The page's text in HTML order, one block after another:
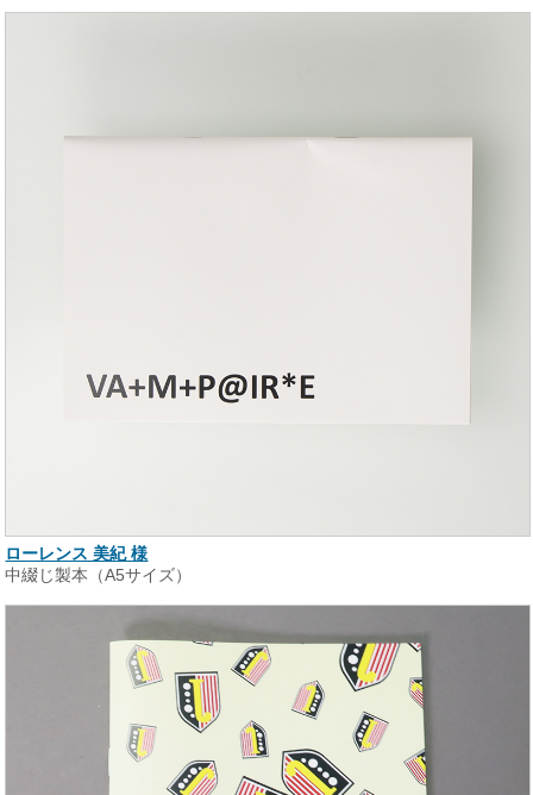
ローレンス 美紀 様
中綴じ製本（A5サイズ）